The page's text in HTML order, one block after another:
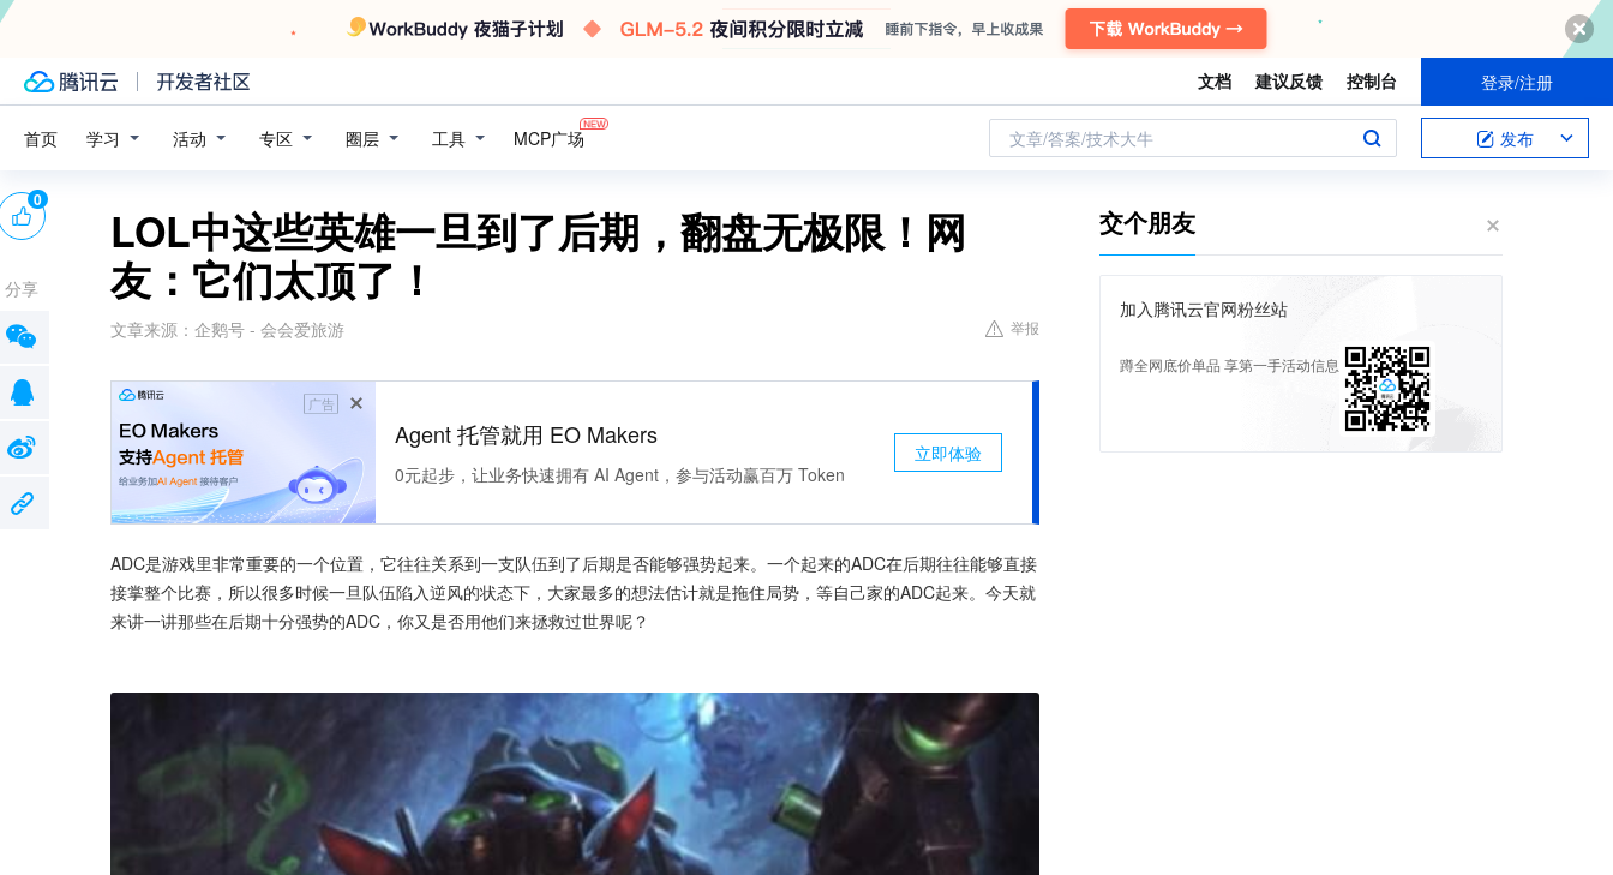
文档 建议反馈 控制台 登录/注册
首页 学习 活动 专区 圈层 工具 MCP广场 文章/答案/技术大牛 发布
LOL中这些英雄一旦到了后期，翻盘无极限！网
友：它们太顶了！
文章来源： 企鹅号 - 会会爱旅游 举报
广告
Agent 托管就用 EO Makers
0元起步，让业务快速拥有 AI Agent，参与活动赢百万 Token
立即体验
ADC是游戏里非常重要的一个位置，它往往关系到一支队伍到了后期是否能够强势起来。一个起来的ADC在后期往往能够直接
接掌整个比赛，所以很多时候一旦队伍陷入逆风的状态下，大家最多的想法估计就是拖住局势，等自己家的ADC起来。今天就
来讲一讲那些在后期十分强势的ADC，你又是否用他们来拯救过世界呢？
0
分享
交个朋友
加入腾讯云官网粉丝站
蹲全网底价单品 享第一手活动信息